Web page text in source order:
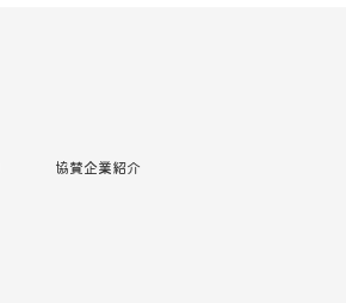
協賛企業紹介